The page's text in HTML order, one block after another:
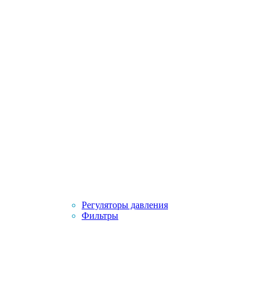
Регуляторы давления
Фильтры